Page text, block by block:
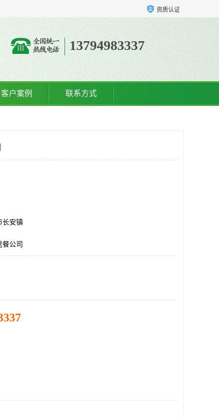
资质认证
13794983337
客户案例 联系方式
长安镇
公司